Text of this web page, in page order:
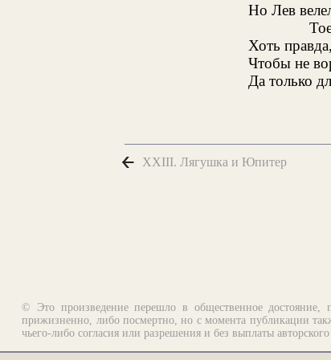
Но Лев
Хоть
Чтобы не
Да только
XXIII. Лягушка и Юпитер
© Это произведение перешло в общественное достояние,
прижизненно, либо посмертно, но с момента публикации
чьего-либо согласия или разрешения и без выплаты